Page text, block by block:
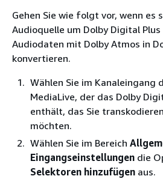
Gehen Sie wie folgt vor, wenn es
Audioquelle um Dolby Digital
Audiodaten mit Dolby Atmos in
konvertieren.
Wählen Sie im Kanaleingang
MediaLive, der das Dolby
enthält, das Sie
möchten.
Wählen Sie im Bereich
Eingangseinstellungen die
Selektoren hinzufügen aus.